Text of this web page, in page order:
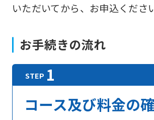
いただいてから、お申込くださ
お手続きの流れ
コース及び料金の